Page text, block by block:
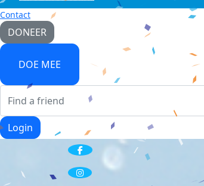
Contact
DONEER
DOE MEE
Login